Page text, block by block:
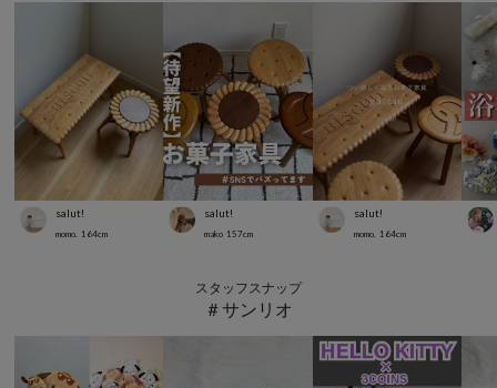
salut!
momo. 164cm
salut!
mako 157cm
salut!
momo. 164cm
スタッフスナップ
＃サンリオ